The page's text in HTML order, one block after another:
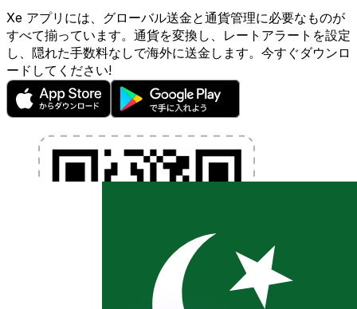
Xe アプリには、グローバル送金と通貨管理に必要なものが
すべて揃っています。通貨を変換し、レートアラートを設定
し、隠れた手数料なしで海外に送金します。今すぐダウンロ
ードしてください!